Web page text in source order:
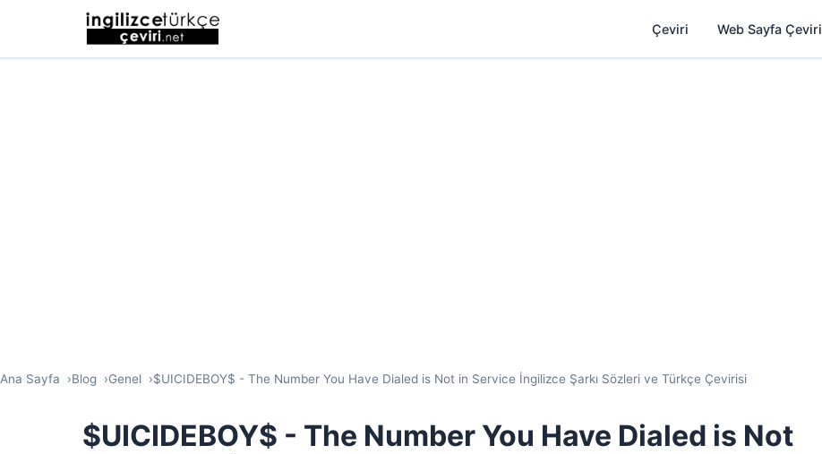
Çeviri Web Sayfa Çeviri
Ana Sayfa Blog Genel $UICIDEBOY$ - The Number You Have Dialed is Not in Service İngilizce Şarkı Sözleri ve Türkçe Çevirisi
$UICIDEBOY$ - The Number You Have Dialed is Not